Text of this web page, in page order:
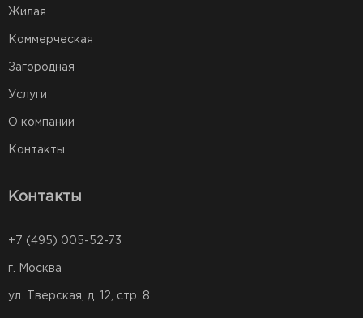
Жилая
Коммерческая
Загородная
Услуги
О компании
Контакты
Контакты
+7 (495) 005-52-73
г. Москва
ул. Тверская, д. 12, стр. 8